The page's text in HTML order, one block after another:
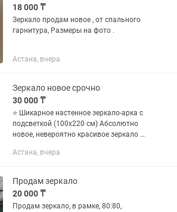
18 000 ₸
Зеркало продам новое , от спального
гарнитура, Размеры на фото .
Астана, вчера
Зеркало новое срочно
30 000 ₸
⭐️ Шикарное настенное зеркало-арка с
подсветкой (100х220 см) Абсолютно
новое, невероятно красивое зеркало во
преобразит ваш интерьер! Форма —
Астана, вчера
Продам зеркало
20 000 ₸
Продам зеркало, в рамке, 80:80,